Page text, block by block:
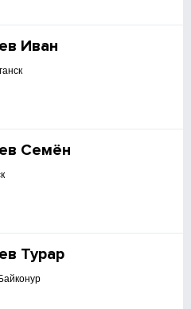
Иван
Семён
Турар